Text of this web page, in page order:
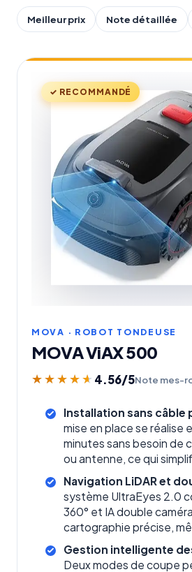
Meilleur prix Note détaillée
✓ RECOMMANDÉ
MOVA · ROBOT TONDEUSE
MOVA ViAX 500
★★★★★
★★★★★ 4.56/5Note mes-
Installation sans câble
mise en place se réalise
minutes sans besoin de
ou antenne, ce qui
Navigation LiDAR et
système UltraEyes 2.0
360° et IA double
cartographie précise,
Gestion intelligente
Deux modes de coupe